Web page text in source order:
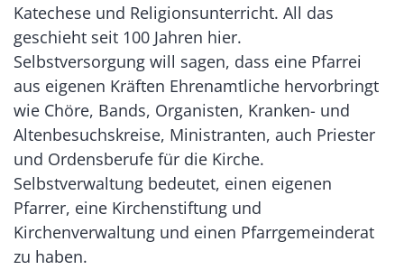
Katechese und Religionsunterricht. All das
geschieht seit 100 Jahren hier.
Selbstversorgung will sagen, dass eine Pfarrei
aus eigenen Kräften Ehrenamtliche hervorbringt
wie Chöre, Bands, Organisten, Kranken- und
Altenbesuchskreise, Ministranten, auch Priester
und Ordensberufe für die Kirche.
Selbstverwaltung bedeutet, einen eigenen
Pfarrer, eine Kirchenstiftung und
Kirchenverwaltung und einen Pfarrgemeinderat
zu haben.